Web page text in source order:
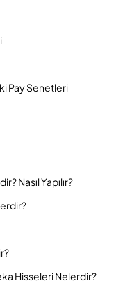
Pay Senetleri
Nasıl Yapılır?
Hisseleri Nelerdir?